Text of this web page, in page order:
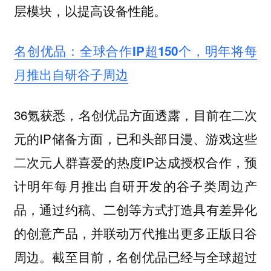
层模块，以提高设备性能。
名创优品：全球合作IP超150个，明年将每
月推出自研谷子周边
36氪获悉，名创优品方面透露，目前在二次
元的IP储备方面，已和头部日漫、游戏这些
二次元人群喜爱的热度IP达成授权合作，预
计明年每月推出自研开发的谷子类周边产
品，通过约稿、二创等方式打造具有差异化
的创意产品，并联动万代推出更多正版日谷
周边。截至目前，名创优品已经与全球超过